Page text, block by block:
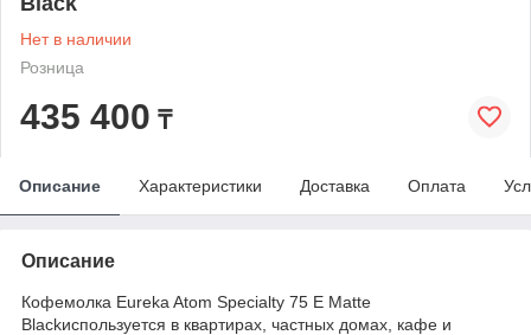
Нет в наличии
Розница
435 400 ₸
Описание Характеристики Доставка Оплата
Описание
Кофемолка Eureka Atom Specialty 75 E Matte
Blackиспользуется в квартирах, частных домах, кафе и